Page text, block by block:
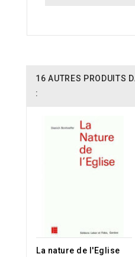
16 AUTRES PRODUITS
:
La nature de l'Eglise